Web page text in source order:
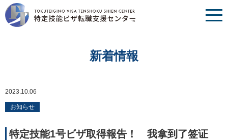
新着情報
2023.10.06
お知らせ
特定技能1号ビザ取得報告！ 我拿到了签证